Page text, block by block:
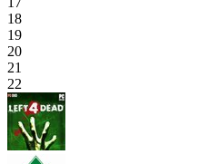
18
19
20
21
22